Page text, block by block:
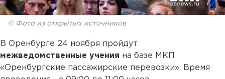
© Фото из открытых источников
В Оренбурге 24 ноября пройдут
межведомственные учения на базе МКП
«Оренбургские пассажирские перевозки». Время